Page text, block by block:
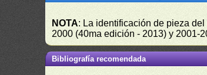
NOTA: La identificación de pieza
2000 (40ma edición - 2013) y 2001-
Bibliografía recomendada